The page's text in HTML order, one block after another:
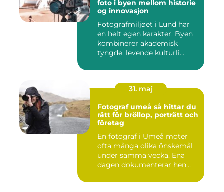
foto i byen mellom historie
og innovasjon
Fotografmiljøet i Lund har
en helt egen karakter. Byen
kombinerer akademisk
tyngde, levende kulturli...
31. maj
Fotograf umeå så hittar du
rätt för bröllop, porträtt och
företag
En fotograf i Umeå möter
ofta många olika önskemål
under samma vecka. Ena
dagen dokumenterar hen